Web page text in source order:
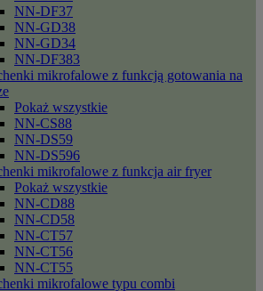
NN-DF37
NN-GD38
NN-GD34
NN-DF383
mikrofalowe z funkcją gotowania na
Pokaż wszystkie
NN-CS88
NN-DS59
NN-DS596
mikrofalowe z funkcja air fryer
Pokaż wszystkie
NN-CD88
NN-CD58
NN-CT57
NN-CT56
NN-CT55
mikrofalowe typu combi